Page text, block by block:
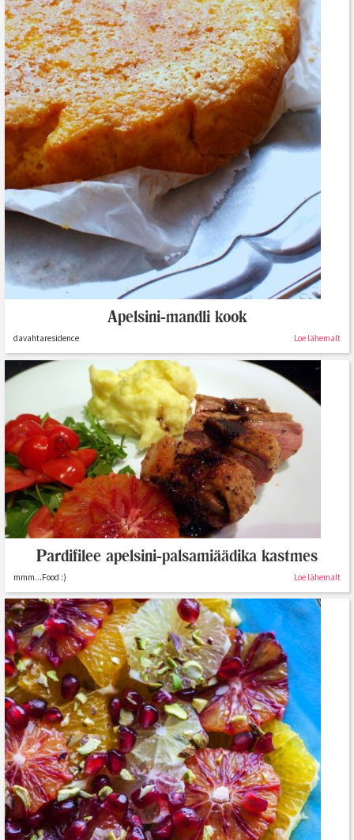
Apelsini-mandli kook
davahtaresidence Loe lähemalt
Pardifilee apelsini-palsamiäädika kastmes
mmm...Food :) Loe lähemalt